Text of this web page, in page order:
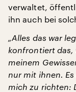
verwaltet,
ihn auch bei
„Alles das war
konfrontiert das,
meinem
nur mit ihnen.
mich zu richten: